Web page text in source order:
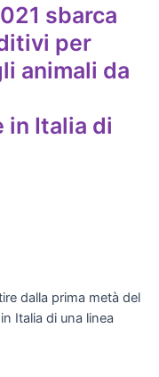
sbarca
per
animali da
in Italia di
dalla prima metà del
Italia di una linea